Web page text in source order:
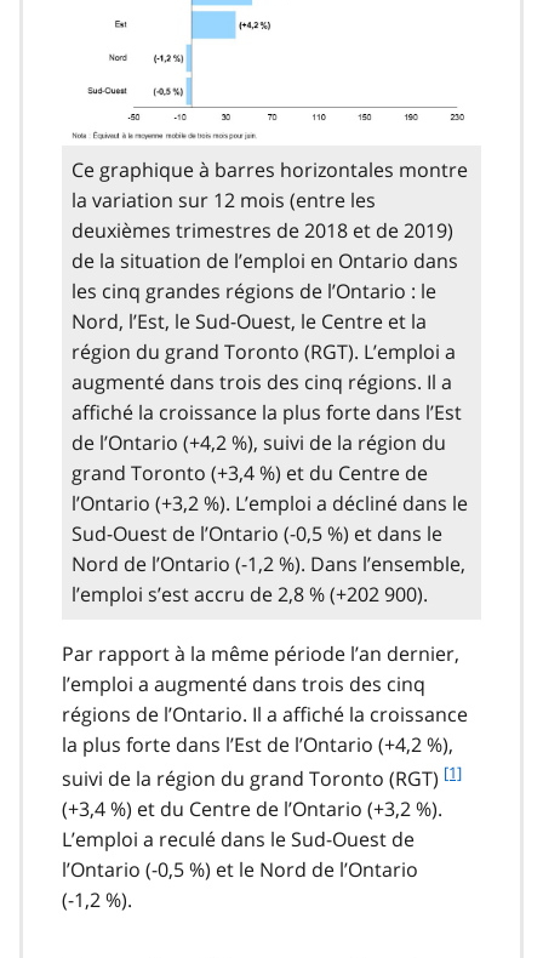
Ce graphique à barres horizontales montre
la variation sur 12 mois (entre les
deuxièmes trimestres de 2018 et de 2019)
de la situation de l’emploi en Ontario dans
les cinq grandes régions de l’Ontario : le
Nord, l’Est, le Sud-Ouest, le Centre et la
région du grand Toronto (RGT). L’emploi a
augmenté dans trois des cinq régions. Il a
affiché la croissance la plus forte dans l’Est
de l’Ontario (+4,2 %), suivi de la région du
grand Toronto (+3,4 %) et du Centre de
l’Ontario (+3,2 %). L’emploi a décliné dans le
Sud-Ouest de l’Ontario (-0,5 %) et dans le
Nord de l’Ontario (-1,2 %). Dans l’ensemble,
l’emploi s’est accru de 2,8 % (+202 900).
Par rapport à la même période l’an dernier,
l’emploi a augmenté dans trois des cinq
régions de l’Ontario. Il a affiché la croissance
la plus forte dans l’Est de l’Ontario (+4,2 %),
suivi de la région du grand Toronto (RGT) f[1]
(+3,4 %) et du Centre de l’Ontario (+3,2 %).
L’emploi a reculé dans le Sud-Ouest de
l’Ontario (-0,5 %) et le Nord de l’Ontario
(-1,2 %).